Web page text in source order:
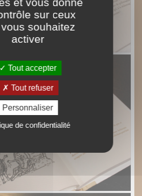
sur ceux
souhaitez
activer
Tout accepter
Tout refuser
Personnaliser
de confidentialité